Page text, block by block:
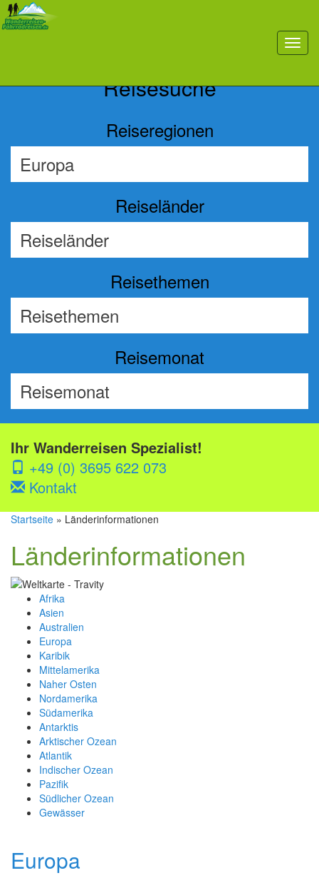
toggle
Reisesuche
Reiseregionen
Reiseländer
Reisethemen
Reisemonat
Ihr Wanderreisen Spezialist!
+49 (0) 3695 622 073
Kontakt
Startseite » Länderinformationen
Länderinformationen
Afrika
Asien
Australien
Europa
Karibik
Mittelamerika
Naher Osten
Nordamerika
Südamerika
Antarktis
Arktischer Ozean
Atlantik
Indischer Ozean
Pazifik
Südlicher Ozean
Gewässer
Europa